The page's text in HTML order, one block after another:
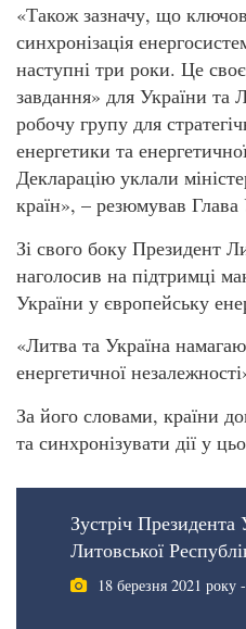
«Також зазначу, що
синхронізація
наступні три роки. Це
завдання» для України
робочу групу для
енергетики та
Декларацію уклали
країн», – резюмував Глава
Зі свого боку Президент
наголосив на підтримці
України у європейську
«Литва та Україна
енергетичної
За його словами, країни
та синхронізувати дії у
Зустріч
Литовської
18 березня 2021 року